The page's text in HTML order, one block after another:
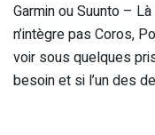
Garmin ou Suunto –
n’intègre pas Coros,
voir sous quelques
besoin et si l’un des